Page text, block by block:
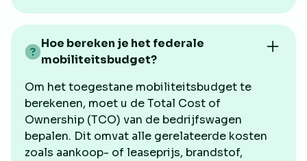
Hoe bereken je het federale
mobiliteitsbudget?
Om het toegestane mobiliteitsbudget te
berekenen, moet u de Total Cost of
Ownership (TCO) van de bedrijfswagen
bepalen. Dit omvat alle gerelateerde kosten
zoals aankoop- of leaseprijs, brandstof,